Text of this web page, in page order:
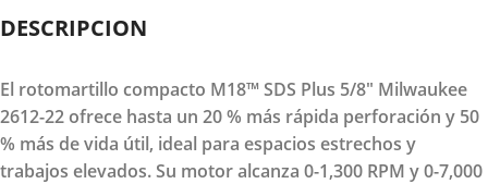
DESCRIPCION
El rotomartillo compacto M18™ SDS Plus 5/8" Milwaukee
2612-22 ofrece hasta un 20 % más rápida perforación y 50
% más de vida útil, ideal para espacios estrechos y
trabajos elevados. Su motor alcanza 0-1,300 RPM y 0-7,000